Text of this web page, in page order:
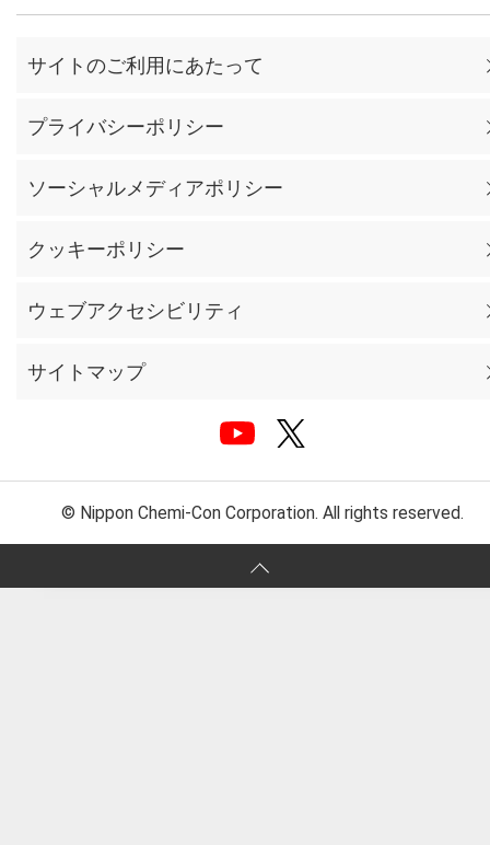
サイトのご利用にあたって
プライバシーポリシー
ソーシャルメディアポリシー
クッキーポリシー
ウェブアクセシビリティ
サイトマップ
© Nippon Chemi-Con Corporation. All rights reserved.